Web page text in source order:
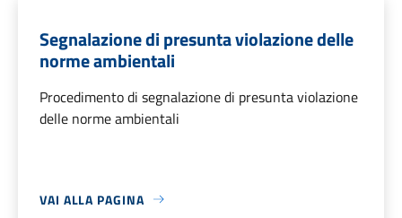
Segnalazione di presunta violazione delle
norme ambientali
Procedimento di segnalazione di presunta violazione
delle norme ambientali
VAI ALLA PAGINA